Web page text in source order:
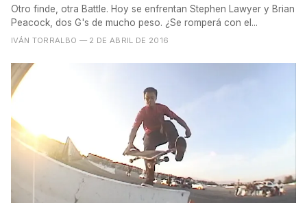
Otro finde, otra Battle. Hoy se enfrentan Stephen Lawyer y Brian
Peacock, dos G's de mucho peso. ¿Se romperá con el...
IVÁN TORRALBO — 2 DE ABRIL DE 2016